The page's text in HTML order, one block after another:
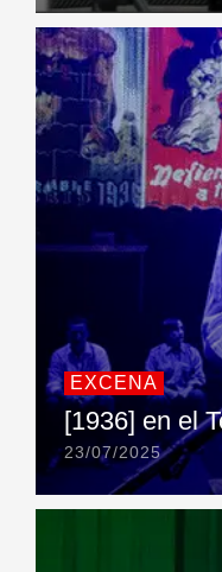
EXCENA
[1936] en el
23/07/2025